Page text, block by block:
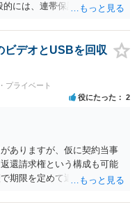
には、連帯保証人が代わり
、ということになります。
分かりかねますが、結論と
上記のような処理になるか
ビデオとUSBを回収
プライベート
役にたった 2
ありますが、仮に契約当事
還請求権という構成も可能
期限を定めて返却を求める
訟を検討すべきではないか